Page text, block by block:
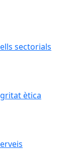
sectorials
ètica